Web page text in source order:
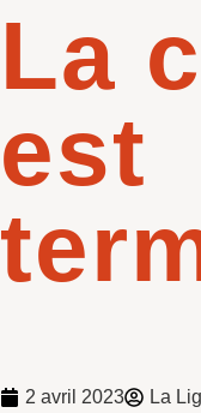
La
est
2 avril 2023
La